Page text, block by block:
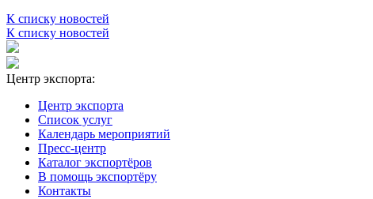
К списку новостей
К списку новостей
Центр экспорта:
Центр экспорта
Список услуг
Календарь мероприятий
Пресс-центр
Каталог экспортёров
В помощь экспортёру
Контакты